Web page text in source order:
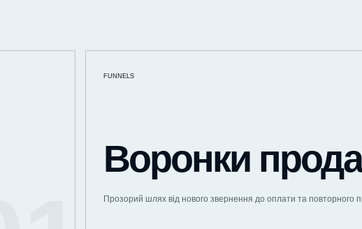
FUNNELS
Воронки
Прозорий шлях від нового звернення до оплати та повторного